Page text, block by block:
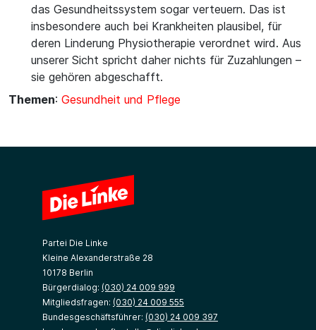
das Gesundheitssystem sogar verteuern. Das ist
insbesondere auch bei Krankheiten plausibel, für
deren Linderung Physiotherapie verordnet wird. Aus
unserer Sicht spricht daher nichts für Zuzahlungen –
sie gehören abgeschafft.
Themen: Gesundheit und Pflege
Partei Die Linke
Kleine Alexanderstraße 28
10178 Berlin
Bürgerdialog: (030) 24 009 999
Mitgliedsfragen: (030) 24 009 555
Bundesgeschäftsführer: (030) 24 009 397